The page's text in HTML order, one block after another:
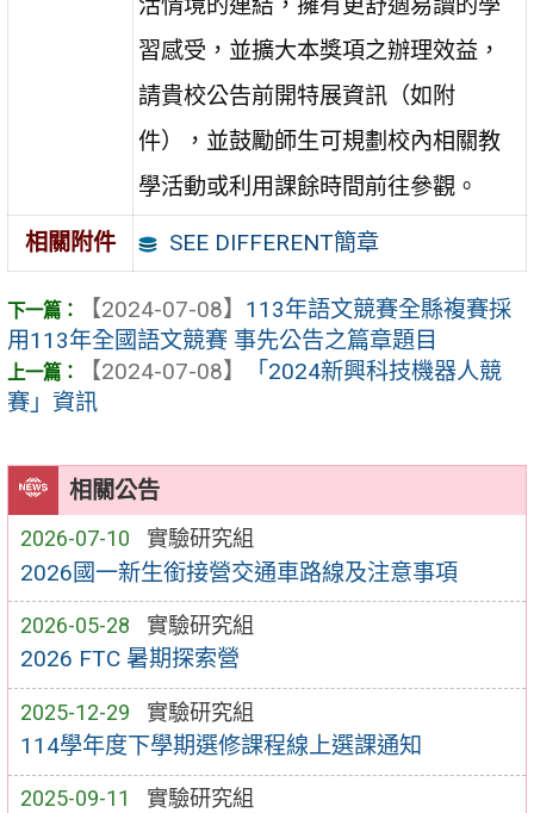
相關公告
2026-07-10 實驗研究組
2026國一新生銜接營交通車路線及注意事項
2026-05-28 實驗研究組
2026 FTC 暑期探索營
2025-12-29 實驗研究組
114學年度下學期選修課程線上選課通知
2025-09-11 實驗研究組
活情境的連結，擁有更舒適易讀的學
習感受，並擴大本獎項之辦理效益，
請貴校公告前開特展資訊（如附
件），並鼓勵師生可規劃校內相關教
學活動或利用課餘時間前往參觀。
相關附件 SEE DIFFERENT簡章
【2024-07-08】 113年語文競賽全縣複賽採
用113年全國語文競賽 事先公告之篇章題目
【2024-07-08】
「2024新興科技機器人競
賽」資訊